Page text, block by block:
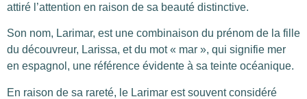
attiré l’attention en raison de sa beauté distinctive.
Son nom, Larimar, est une combinaison du prénom de la fille
du découvreur, Larissa, et du mot « mar », qui signifie mer
en espagnol, une référence évidente à sa teinte océanique.
En raison de sa rareté, le Larimar est souvent considéré